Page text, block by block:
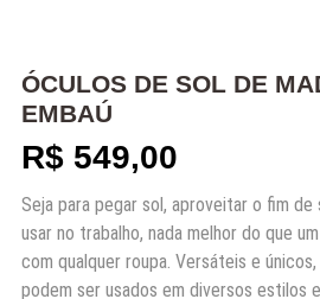
ÓCULOS DE SOL DE
EMBAÚ
R$549,00
Seja para pegar sol, aproveitar o fim de
usar no trabalho, nada melhor do que
com qualquer roupa. Versáteis e
podem ser usados em diversos estilos